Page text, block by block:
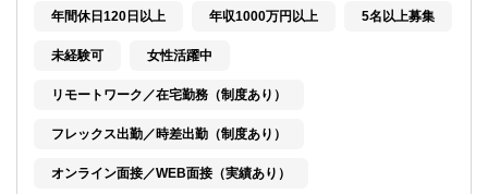
年間休日120日以上 年収1000万円以上 5名以上募集
未経験可 女性活躍中
リモートワーク／在宅勤務（制度あり）
フレックス出勤／時差出勤（制度あり）
オンライン面接／WEB面接（実績あり）